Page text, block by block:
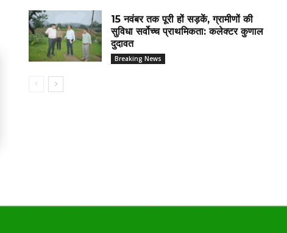
15 नवंबर तक पूरी हों सड़कें, ग्रामीणों की
सुविधा सर्वोच्च प्राथमिकता: कलेक्टर कुणाल
दुदावत
Breaking News